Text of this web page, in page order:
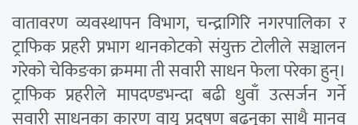
वातावरण व्यवस्थापन विभाग, चन्द्रागिरि नगरपालिका र
ट्राफिक प्रहरी प्रभाग थानकोटको संयुक्त टोलीले सञ्चालन
गरेको चेकिङका क्रममा ती सवारी साधन फेला परेका हुन्।
ट्राफिक प्रहरीले मापदण्डभन्दा बढी धुवाँ उत्सर्जन गर्ने